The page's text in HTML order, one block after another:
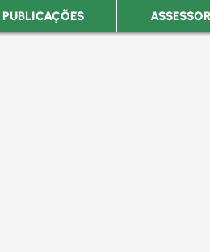
PUBLICAÇÕES